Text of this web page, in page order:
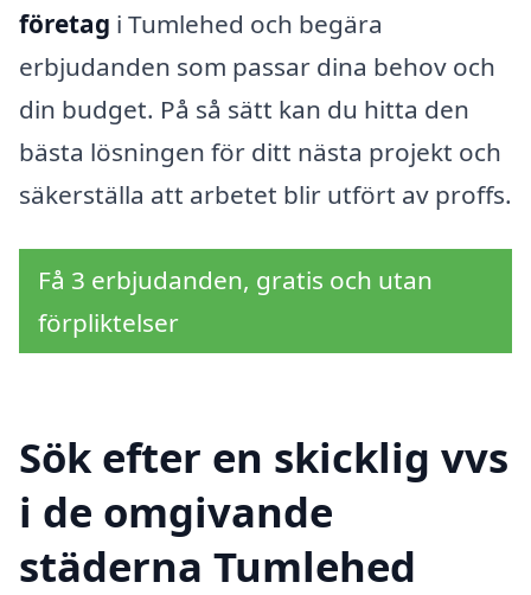
företag i Tumlehed och begära
erbjudanden som passar dina behov och
din budget. På så sätt kan du hitta den
bästa lösningen för ditt nästa projekt och
säkerställa att arbetet blir utfört av proffs.
Få 3 erbjudanden, gratis och utan
förpliktelser
Sök efter en skicklig vvs
i de omgivande
städerna Tumlehed